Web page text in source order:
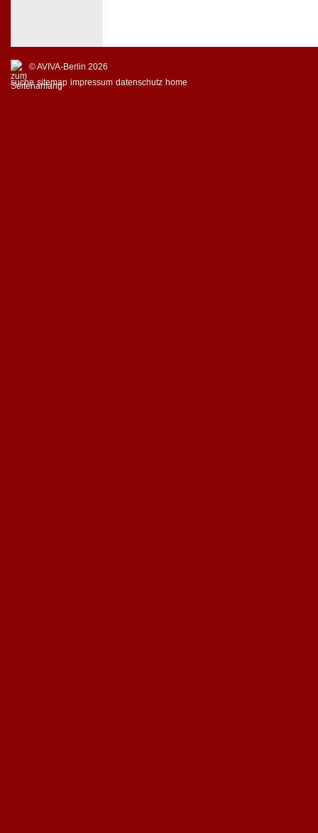
© AVIVA-Berlin 2026
suche sitemap impressum datenschutz home